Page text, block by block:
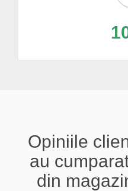
Opiniile
au
din